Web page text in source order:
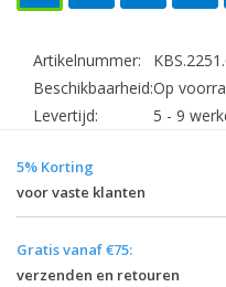
Artikelnummer:
Beschikbaarheid:Op
Levertijd:
5 - 9
5% Korting
voor vaste klanten
Gratis vanaf €75:
verzenden en retouren